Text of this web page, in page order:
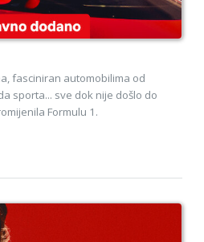
fasciniran automobilima od
sporta... sve dok nije došlo do
Formulu 1.